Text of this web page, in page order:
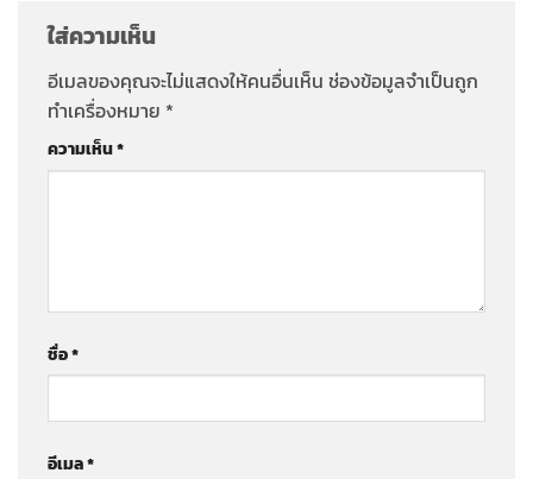
ใส่ความเห็น
อีเมลของคุณจะไม่แสดงให้คนอื่นเห็น ช่องข้อมูลจำเป็นถูก
ทำเครื่องหมาย *
ความเห็น*
ชื่อ*
อีเมล*